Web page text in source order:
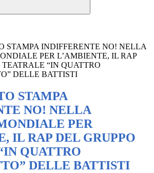
STAMPA INDIFFERENTE NO! NELLA
PER L’AMBIENTE, IL RAP
TEATRALE “IN QUATTRO
DELLE BATTISTI
STAMPA
NO! NELLA
PER
IL RAP DEL GRUPPO
QUATTRO
DELLE BATTISTI